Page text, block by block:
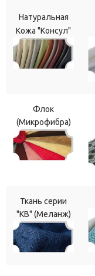
Натуральная
Кожа "Консул"
Флок
(Микрофибра)
Ткань серии
"КВ" (Меланж)